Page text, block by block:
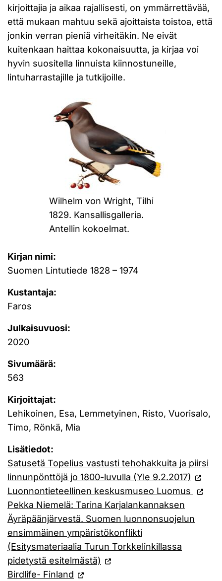
kirjoittajia ja aikaa rajallisesti, on ymmärrettävää,
että mukaan mahtuu sekä ajoittaista toistoa, että
jonkin verran pieniä virheitäkin. Ne eivät
kuitenkaan haittaa kokonaisuutta, ja kirjaa voi
hyvin suositella linnuista kiinnostuneille,
lintuharrastajille ja tutkijoille.
Wilhelm von Wright, Tilhi
1829. Kansallisgalleria.
Antellin kokoelmat.
Kirjan nimi:
Suomen Lintutiede 1828 – 1974
Kustantaja:
Faros
Julkaisuvuosi:
2020
Sivumäärä:
563
Kirjoittajat:
Lehikoinen, Esa, Lemmetyinen, Risto, Vuorisalo,
Timo, Rönkä, Mia
Lisätiedot:
Satusetä Topelius vastusti tehohakkuita ja piirsi
linnunpönttöjä jo 1800-luvulla (Yle 9.2.2017)
Luonnontieteellinen keskusmuseo Luomus
Pekka Niemelä: Tarina Karjalankannaksen
Äyräpäänjärvestä. Suomen luonnonsuojelun
ensimmäinen ympäristökonflikti
(Esitysmateriaalia Turun Torkkelinkillassa
pidetystä esitelmästä)
Birdlife- Finland